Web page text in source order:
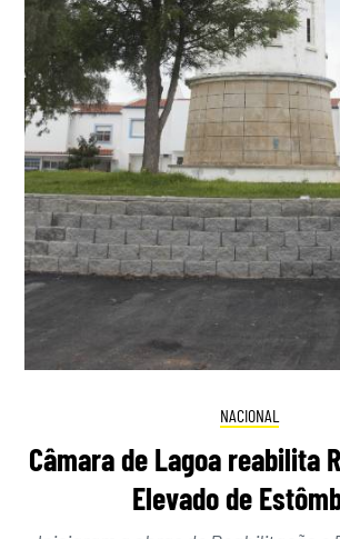
NACIONAL
Câmara de Lagoa reabilita
Elevado de